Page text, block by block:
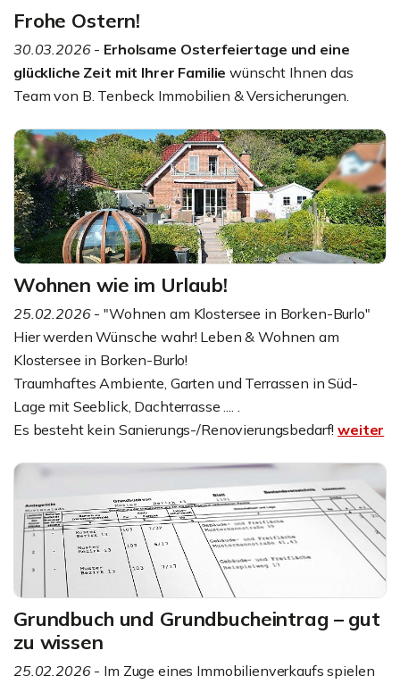
Frohe Ostern!
30.03.2026- Erholsame Osterfeiertage und eine
glückliche Zeit mit Ihrer Familie wünscht Ihnen das
Team von B. Tenbeck Immobilien & Versicherungen.
Wohnen wie im Urlaub!
25.02.2026- "Wohnen am Klostersee in Borken-Burlo"
Hier werden Wünsche wahr! Leben & Wohnen am
Klostersee in Borken-Burlo!
Traumhaftes Ambiente, Garten und Terrassen in Süd-
Lage mit Seeblick, Dachterrasse .... .
Es besteht kein Sanierungs-/Renovierungsbedarf!weiter
Grundbuch und Grundbucheintrag – gut
zu wissen
25.02.2026- Im Zuge eines Immobilienverkaufs spielen